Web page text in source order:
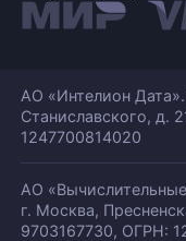
АО «Интелион
Станиславского, д.
1247700814020
АО
г. Москва,
9703167730, ОГРН: